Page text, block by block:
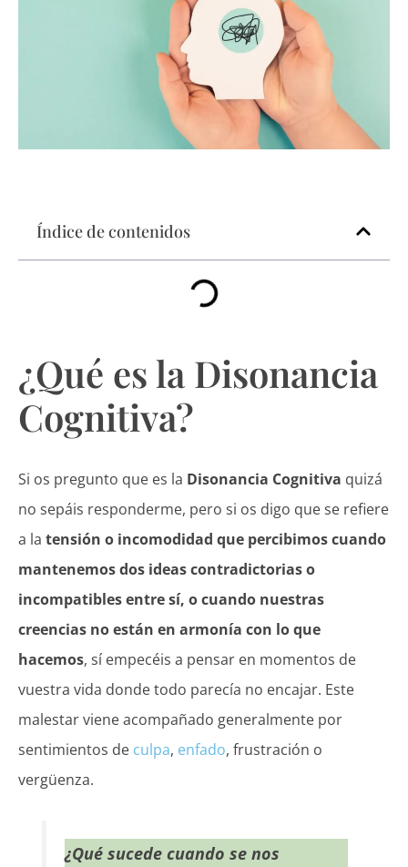
Índice de contenidos
¿Qué es la Disonancia
Cognitiva?
Si os pregunto que es la Disonancia Cognitiva quizá
no sepáis responderme, pero si os digo que se refiere
a la tensión o incomodidad que percibimos cuando
mantenemos dos ideas contradictorias o
incompatibles entre sí, o cuando nuestras
creencias no están en armonía con lo que
hacemos, sí empecéis a pensar en momentos de
vuestra vida donde todo parecía no encajar. Este
malestar viene acompañado generalmente por
sentimientos de culpa, enfado, frustración o
vergüenza.
¿Qué sucede cuando se nos